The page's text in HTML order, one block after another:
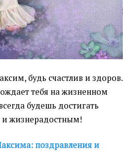
будь счастлив и здоров.
тебя на жизненном
будешь достигать
и жизнерадостным!
поздравления и